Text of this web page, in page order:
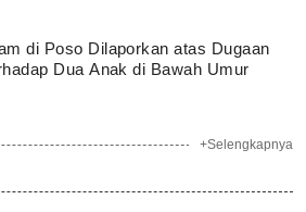
di Poso Dilaporkan atas Dugaan
Dua Anak di Bawah Umur
+Selengkapnya